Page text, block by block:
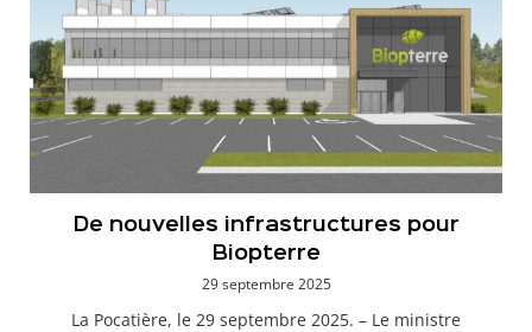
De nouvelles infrastructures pour
Biopterre
29 septembre 2025
La Pocatière, le 29 septembre 2025. – Le ministre